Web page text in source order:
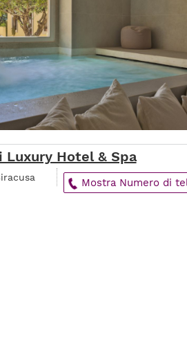
Luxury Hotel & Spa
Mostra Numero di